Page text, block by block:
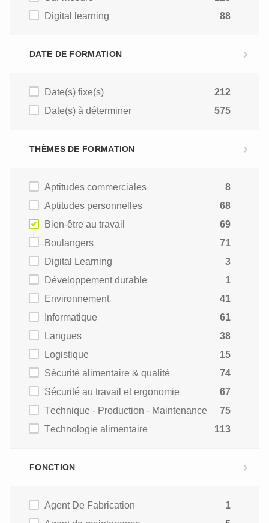
Digital learning
88
DATE DE FORMATION
Date(s) fixe(s)
212
Date(s) à déterminer
575
THÈMES DE FORMATION
Aptitudes commerciales
8
Aptitudes personnelles
68
Bien-être au travail
69
Boulangers
71
Digital Learning
3
Développement durable
1
Environnement
41
Informatique
61
Langues
38
Logistique
15
Sécurité alimentaire & qualité
74
Sécurité au travail et ergonomie
67
Technique - Production - Maintenance
75
Technologie alimentaire
113
FONCTION
Agent De Fabrication
1